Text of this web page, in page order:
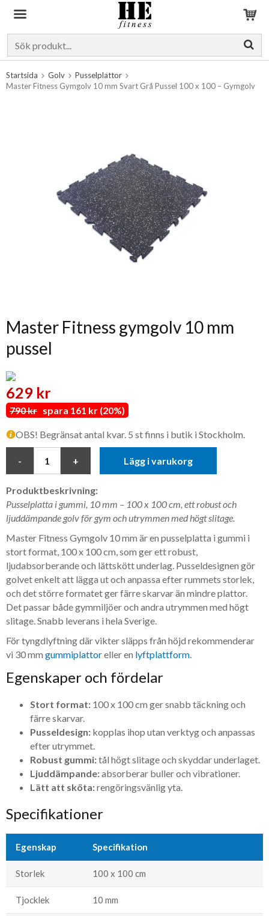
Startsida Golv
Pusselplattor
Master Fitness Gymgolv 10 mm Svart Grå Pussel 100 x 100 – Gymgolv
Master Fitness gymgolv 10 mm
pussel
629 kr
790 kr spara 161 kr (20%)
OBS! Begränsat antal kvar. 5 st finns i butik i Stockholm.
Lägg i varukorg
Produktbeskrivning:
Pusselplatta i gummi, 10 mm – 100 x 100 cm, ett robust och
ljuddämpande golv för gym och utrymmen med högt slitage.
Master Fitness Gymgolv 10 mm är en pusselplatta i gummi i
stort format, 100 x 100 cm, som ger ett robust,
ljudabsorberande och lättskött underlag. Pusseldesignen gör
golvet enkelt att lägga ut och anpassa efter rummets storlek,
och det större formatet ger färre skarvar än mindre plattor.
Det passar både gymmiljöer och andra utrymmen med högt
slitage. Snabb leverans i hela Sverige.
För tyngdlyftning där vikter släpps från höjd rekommenderar
vi 30 mm gummiplattoreller en lyftplattform.
Egenskaper och fördelar
Stort format: 100 x 100 cm ger snabb täckning och
färre skarvar.
Pusseldesign: kopplas ihop utan verktyg och anpassas
efter utrymmet.
Robust gummi:tål högt slitage och skyddar underlaget.
Ljuddämpande:absorberar buller och vibrationer.
Lätt att sköta:rengöringsvänlig yta.
Specifikationer
Egenskap Specifikation
Storlek 100 x 100 cm
Tjocklek 10 mm